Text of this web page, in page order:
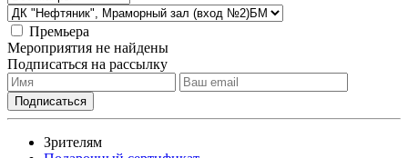
Премьера
Мероприятия не найдены
Подписаться на рассылку
Зрителям